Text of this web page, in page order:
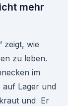
mehr
zeigt, wie
zu leben.
im
auf Lager und
und Er